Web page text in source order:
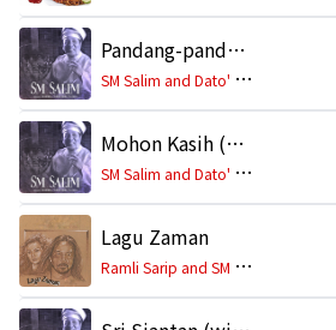
Pandang-pandang, Jeling-jeling (with Orkestra Filharmonik Malaysia) [Live]
S
M Salim and Dato' Sri Siti Nurhaliza
Mohon Kasih (with Orkestra Filharmonik Malaysia) [Live]
S
M Salim and Dato' Sri Siti Nurhaliza
Lagu Zaman
R
amli Sarip and SM Salim